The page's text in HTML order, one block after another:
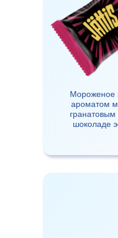
Мороженое
ароматом
шоколаде